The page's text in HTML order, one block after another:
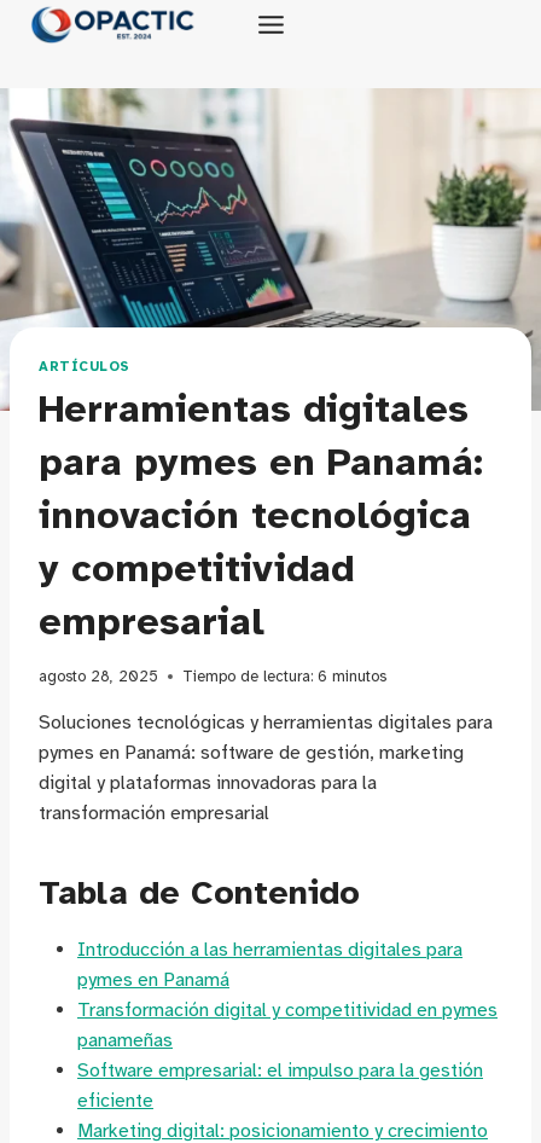
Saltar
ARTÍCULOS
Herramientas digitales
para pymes en Panamá:
innovación tecnológica
y competitividad
empresarial
agosto 28, 2025 Tiempo de lectura: 6 minutos
Soluciones tecnológicas y herramientas digitales para
pymes en Panamá: software de gestión, marketing
digital y plataformas innovadoras para la
transformación empresarial
Tabla de Contenido
Introducción a las herramientas digitales para
pymes en Panamá
Transformación digital y competitividad en pymes
panameñas
Software empresarial: el impulso para la gestión
eficiente
Marketing digital: posicionamiento y crecimiento